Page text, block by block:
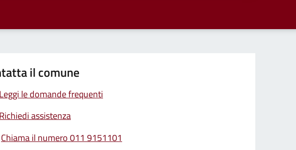
il comune
Leggi le domande frequenti
Richiedi assistenza
Chiama il numero 011 9151101